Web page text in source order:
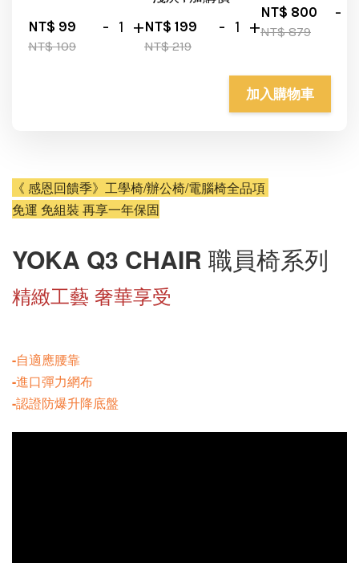
NT$ 99
NT$ 109
- +NT$ 199
NT$ 219
- +
NT$ 800
NT$ 879
-
加入購物車
《 感恩回饋季》工學椅/辦公椅/電腦椅全品項
免運 免組裝 再享一年保固
YOKA Q3 CHAIR 職員椅系列
精緻工藝 奢華享受
-自適應腰靠
-進口彈力網布
-認證防爆升降底盤